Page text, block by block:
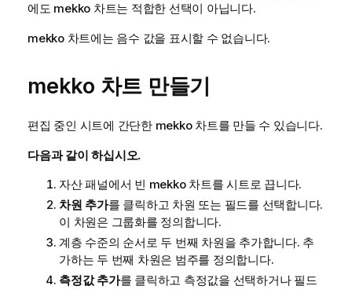
에도 mekko 차트는 적합한 선택이 아닙니다.
mekko차트에는 음수 값을 표시할 수 없습니다.
mekko 차트 만들기
편집 중인 시트에 간단한 mekko차트를 만들 수 있습니다.
다음과 같이 하십시오.
자산 패널에서 빈 mekko차트를 시트로 끕니다.
차원 추가를 클릭하고 차원 또는 필드를 선택합니다.
이 차원은 그룹화를 정의합니다.
계층 수준의 순서로 두 번째 차원을 추가합니다. 추
가하는 두 번째 차원은 범주를 정의합니다.
측정값 추가를 클릭하고 측정값을 선택하거나 필드